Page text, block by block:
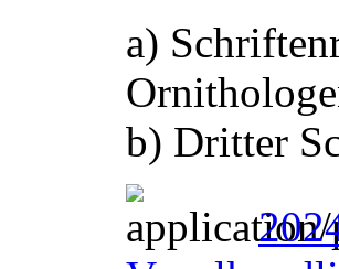
a)
b) Dritter